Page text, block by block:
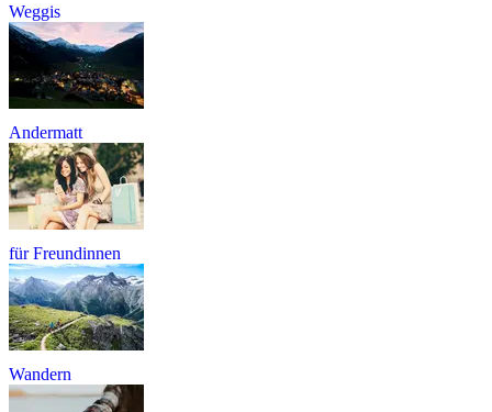
Weggis
Andermatt
für Freundinnen
Wandern